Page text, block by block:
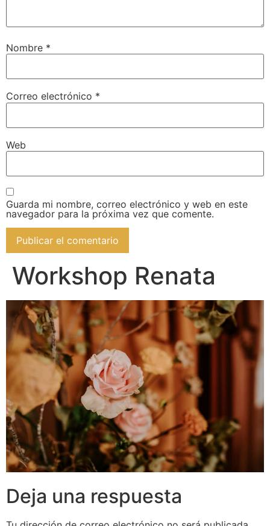
Nombre *
Correo electrónico *
Web
Guarda mi nombre, correo electrónico y web en este
navegador para la próxima vez que comente.
Workshop Renata
Deja una respuesta